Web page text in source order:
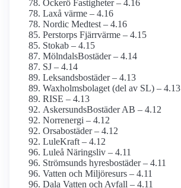
Öckerö Fastigheter – 4.16
Laxå värme – 4.16
Nordic Medtest – 4.16
Perstorps Fjärrvärme – 4.15
Stokab – 4.15
MölndalsBostäder – 4.14
SJ – 4.14
Leksandsbostäder – 4.13
Waxholms­bolaget (del av SL) – 4.13
RISE – 4.13
AskersundsBostäder AB – 4.12
Norrenergi – 4.12
Orsabostäder – 4.12
LuleKraft – 4.12
Luleå Näringsliv – 4.11
Strömsunds hyresbostäder – 4.11
Vatten och Miljöresurs – 4.11
Dala Vatten och Avfall – 4.11